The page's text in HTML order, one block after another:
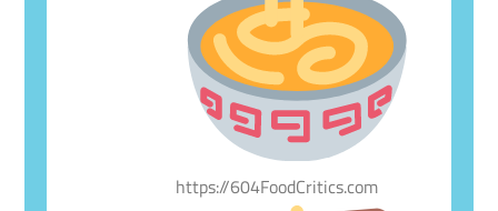
https://604FoodCritics.com